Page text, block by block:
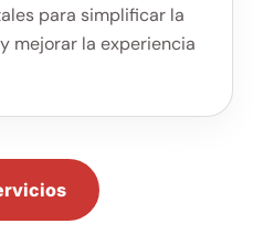
para simplificar la
mejorar la experiencia